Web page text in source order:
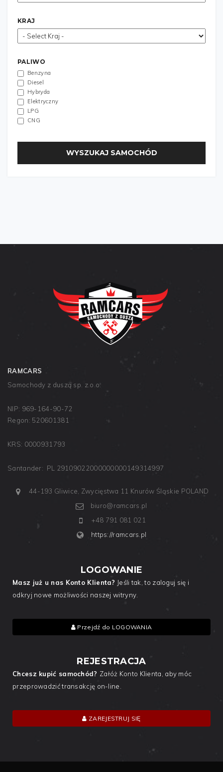
KRAJ
PALIWO
Benzyna
Diesel
Hybryda
Elektryczny
LPG
CNG
WYSZUKAJ SAMOCHÓD
RAMCARS
Samochody z duszą sp. z.o.o.
NIP: 969-164-90-72
Regon: 520601381
KRS: 0000931793
Santander: PL 29109022000000000149314997
44-193 Gliwice, Zwycięstwa 11 Knurów Śląskie POLAND
biuro@ramcars.pl
+48 791 081 021
https://ramcars.pl
LOGOWANIE
Masz już u nas Konto Klienta? Jeśli tak, to zaloguj się i
odkryj nowe możliwości naszej witryny.
Przejdź do LOGOWANIA
REJESTRACJA
Chcesz kupić samochód? Załóż Konto Klienta, aby móc
przeprowadzić transakcję on-line.
ZAREJESTRUJ SIĘ